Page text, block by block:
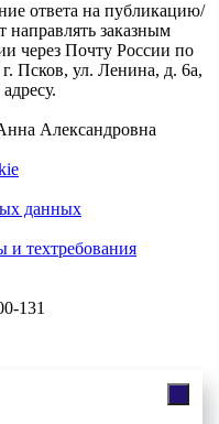
ответа на публикацию/
заказным
через Почту России по
Псков, ул. Ленина, д. 6а,
Александровна
данных
и техтребования
131